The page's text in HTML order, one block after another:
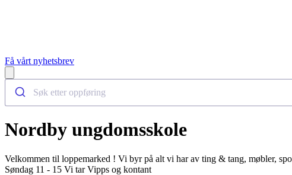
Få vårt nyhetsbrev
Nordby ungdomsskole
Velkommen til loppemarked ! Vi byr på alt vi har av ting & tang, møbler,
Søndag 11 - 15 Vi tar Vipps og kontant